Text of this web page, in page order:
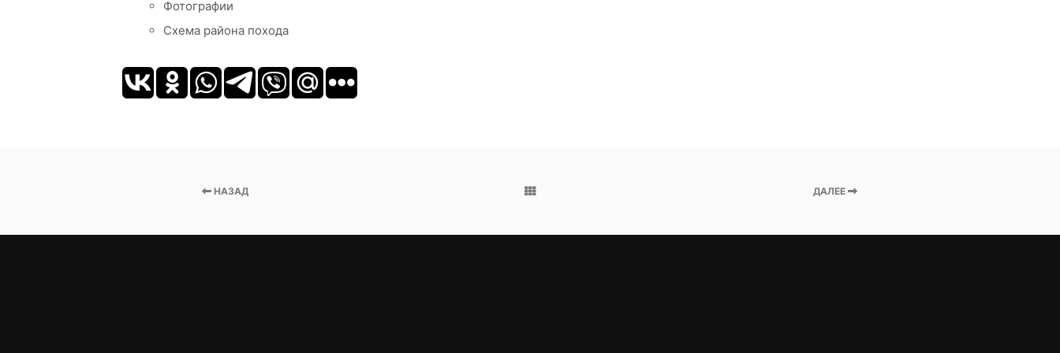
Фотографии
Схема района похода
НАЗАД ДАЛЕЕ